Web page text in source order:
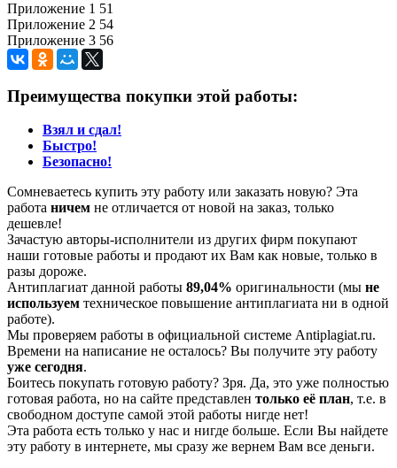
Приложение 1 51
Приложение 2 54
Приложение 3 56
Преимущества покупки этой работы:
Взял и сдал!
Быстро!
Безопасно!
Сомневаетесь купить эту работу или заказать новую? Эта
работа ничем не отличается от новой на заказ, только
дешевле!
Зачастую авторы-исполнители из других фирм покупают
наши готовые работы и продают их Вам как новые, только в
разы дороже.
Антиплагиат данной работы 89,04% оригинальности (мы не
используем техническое повышение антиплагиата ни в одной
работе).
Мы проверяем работы в официальной системе Аntiplagiat.ru.
Времени на написание не осталось? Вы получите эту работу
уже сегодня.
Боитесь покупать готовую работу? Зря. Да, это уже полностью
готовая работа, но на сайте представлен только её план, т.е. в
свободном доступе самой этой работы нигде нет!
Эта работа есть только у нас и нигде больше. Если Вы найдете
эту работу в интернете, мы сразу же вернем Вам все деньги.